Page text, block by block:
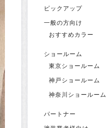
ピックアップ
一般の方向け
おすすめカラー
ショールーム
東京ショールーム
神戸ショールーム
神奈川ショールーム
パートナー